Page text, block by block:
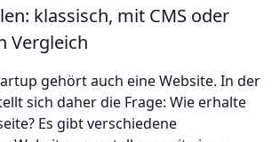
klassisch, mit CMS oder
Vergleich
gehört auch eine Website. In der
sich daher die Frage: Wie erhalte
Es gibt verschiedene